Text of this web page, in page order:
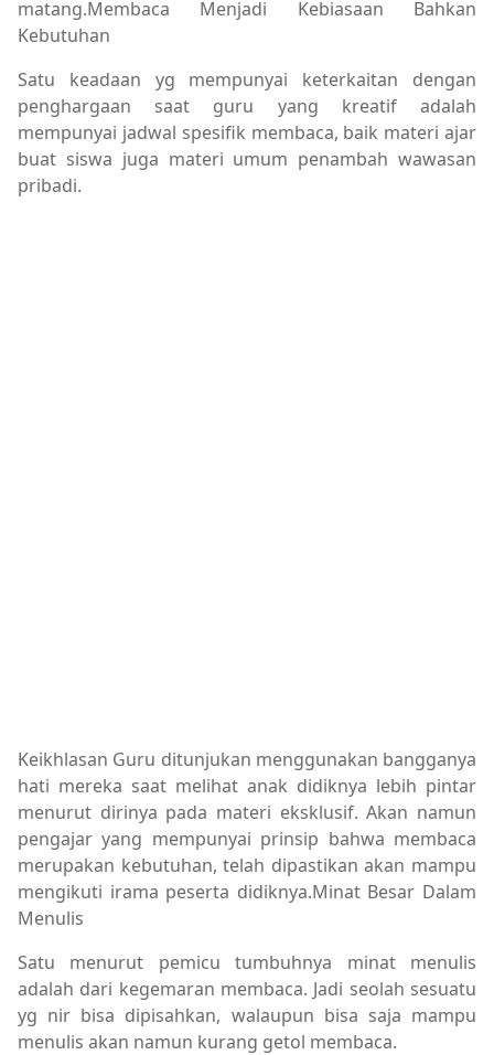
matang.Membaca Menjadi Kebiasaan Bahkan
Kebutuhan
Satu keadaan yg mempunyai keterkaitan dengan
penghargaan saat guru yang kreatif adalah
mempunyai jadwal spesifik membaca, baik materi ajar
buat siswa juga materi umum penambah wawasan
pribadi.
Keikhlasan Guru ditunjukan menggunakan bangganya
hati mereka saat melihat anak didiknya lebih pintar
menurut dirinya pada materi eksklusif. Akan namun
pengajar yang mempunyai prinsip bahwa membaca
merupakan kebutuhan, telah dipastikan akan mampu
mengikuti irama peserta didiknya.Minat Besar Dalam
Menulis
Satu menurut pemicu tumbuhnya minat menulis
adalah dari kegemaran membaca. Jadi seolah sesuatu
yg nir bisa dipisahkan, walaupun bisa saja mampu
menulis akan namun kurang getol membaca.